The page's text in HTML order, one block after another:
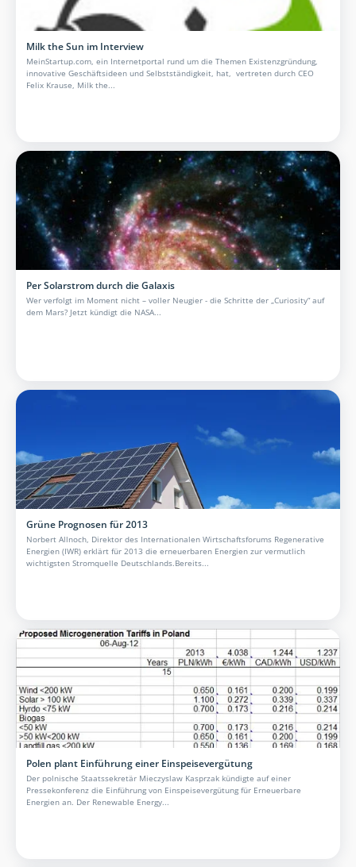
Milk the Sun im Interview
MeinStartup.com, ein Internetportal rund um die Themen Existenzgründung,
innovative Geschäftsideen und Selbstständigkeit, hat, vertreten durch CEO
Felix Krause, Milk the...
Per Solarstrom durch die Galaxis
Wer verfolgt im Moment nicht – voller Neugier - die Schritte der „Curiosity“ auf
dem Mars? Jetzt kündigt die NASA...
Grüne Prognosen für 2013
Norbert Allnoch, Direktor des Internationalen Wirtschaftsforums Regenerative
Energien (IWR) erklärt für 2013 die erneuerbaren Energien zur vermutlich
wichtigsten Stromquelle Deutschlands.Bereits...
Polen plant Einführung einer Einspeisevergütung
Der polnische Staatssekretär Mieczyslaw Kasprzak kündigte auf einer
Pressekonferenz die Einführung von Einspeisevergütung für Erneuerbare
Energien an. Der Renewable Energy...